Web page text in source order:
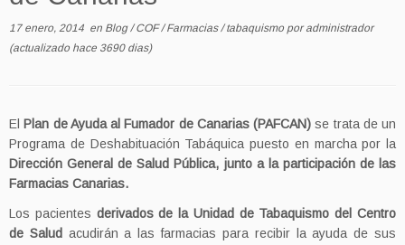
17 enero, 2014 en Blog/COF/Farmacias/tabaquismo poradministrador
(actualizado hace 3690 dias)
El Plan de Ayuda al Fumador de Canarias (PAFCAN) se trata de un
Programa de Deshabituación Tabáquica puesto en marcha por la
Dirección General de Salud Pública, junto a la participación de las
Farmacias Canarias.
Los pacientes derivados de la Unidad de Tabaquismo del Centro
de Salud acudirán a las farmacias para recibir la ayuda de sus